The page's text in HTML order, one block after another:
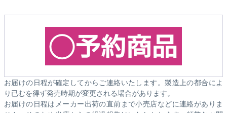
お届けの日程が確定してからご連絡いたします。製造上の都合によ
り已むを得ず発売時期が変更される場合があります。
お届けの日程はメーカー出荷の直前まで小売店などに連絡がありま